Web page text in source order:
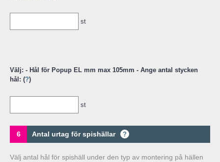
st
Välj: - Hål för Popup EL mm max 105mm - Ange antal stycken
hål: (?)
st
6 Antal urtag för spishällar ?
Välj antal hål för spishäll under den typ av montering på hällen